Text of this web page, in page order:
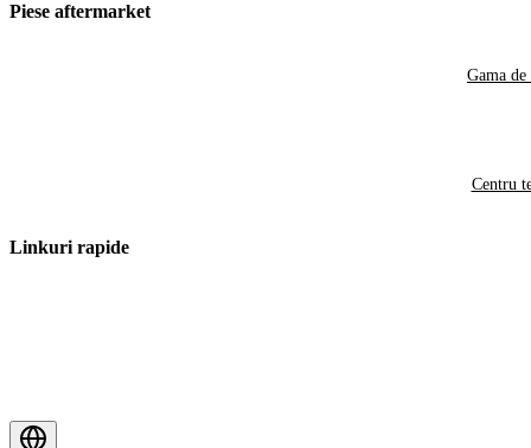
Piese aftermarket
Gama de
Centru
Linkuri rapide